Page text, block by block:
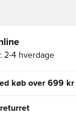
2-4 hverdage
køb over 699 kr